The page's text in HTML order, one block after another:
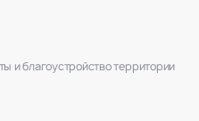
и благоустройство территории